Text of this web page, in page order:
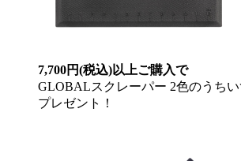
7,700円(税込)以上ご購入で
GLOBALスクレーパー 2色のうち
プレゼント！